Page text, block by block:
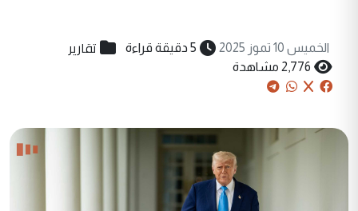
الخميس 10 تموز 2025 5 دقيقة قراءة تقارير
2,776 مشاهدة